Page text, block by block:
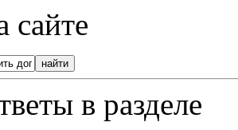
сайте
в разделе